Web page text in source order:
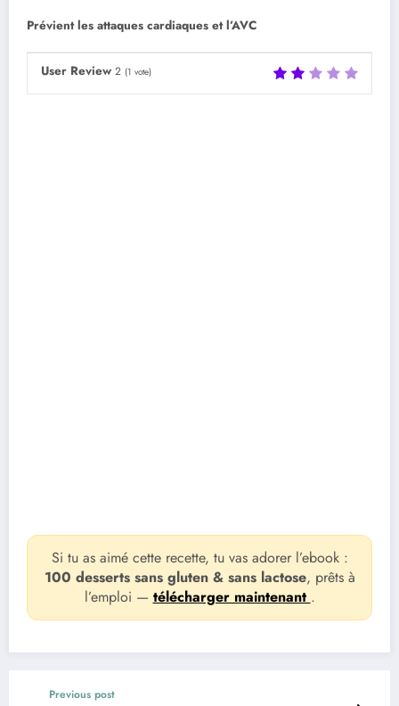
Prévient les attaques cardiaques et l’AVC
User Review 2 (1 vote)
Si tu as aimé cette recette, tu vas adorer l’ebook :
100 desserts sans gluten & sans lactose, prêts à
l’emploi — télécharger maintenant .
Previous post